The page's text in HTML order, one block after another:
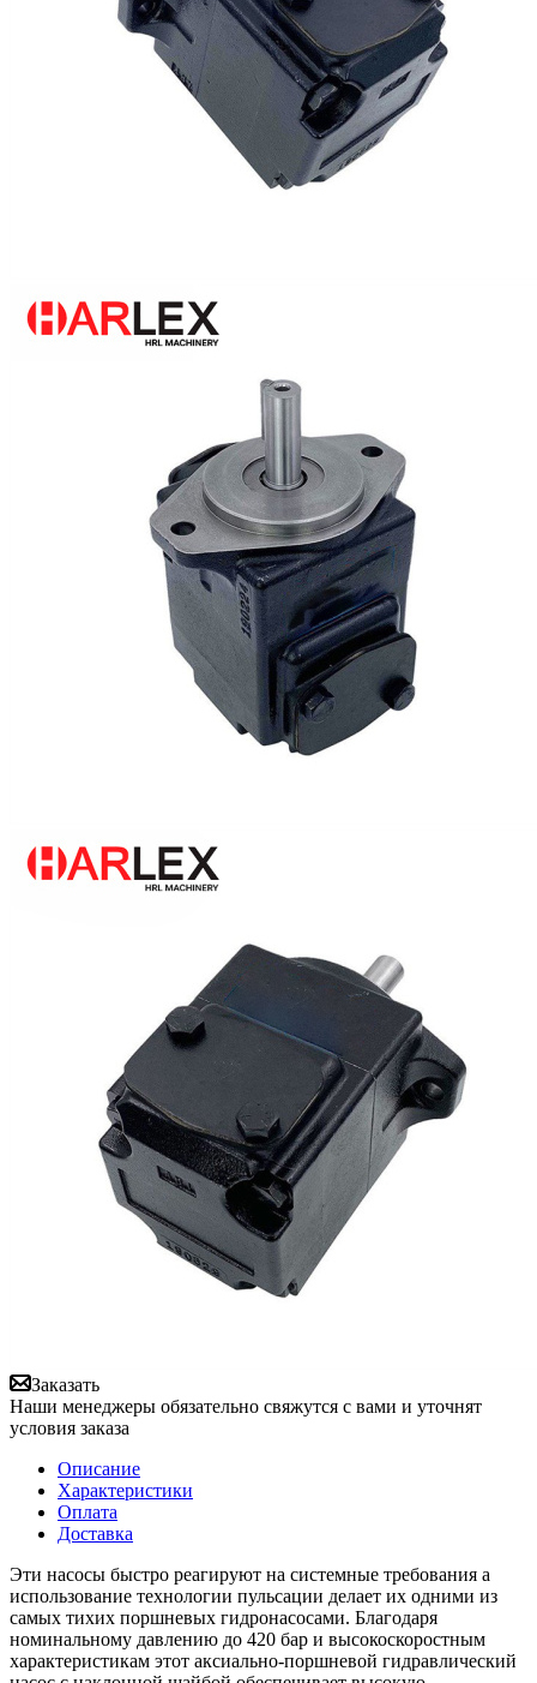
Заказать
Наши менеджеры обязательно свяжутся с вами и уточнят
условия заказа
Описание
Характеристики
Оплата
Доставка
Эти насосы быстро реагируют на системные требования а
использование технологии пульсации делает их одними из
самых тихих поршневых гидронасосами. Благодаря
номинальному давлению до 420 бар и высокоскоростным
характеристикам этот аксиально-поршневой гидравлический